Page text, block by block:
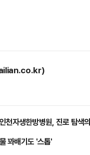
자생한방병원, 진로 탐색
꽈배기도 '스톱'